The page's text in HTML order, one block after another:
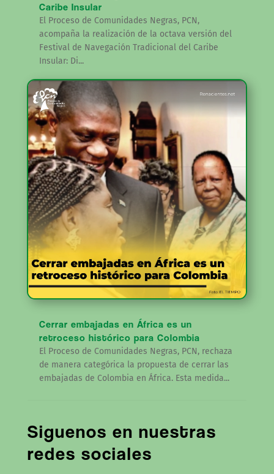
Caribe Insular
El Proceso de Comunidades Negras, PCN,
acompaña la realización de la octava versión del
Festival de Navegación Tradicional del Caribe
Insular: Di...
Cerrar embajadas en África es un
retroceso histórico para Colombia
El Proceso de Comunidades Negras, PCN, rechaza
de manera categórica la propuesta de cerrar las
embajadas de Colombia en África. Esta medida...
Siguenos en nuestras
redes sociales